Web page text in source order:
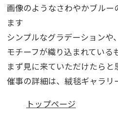
画像のようなさわやかブルー
ます
シンプルなグラデーションや
モチーフが織り込まれている
まず見に来ていただけたらと
催事の詳細は、絨毯ギャラリ
トップページ